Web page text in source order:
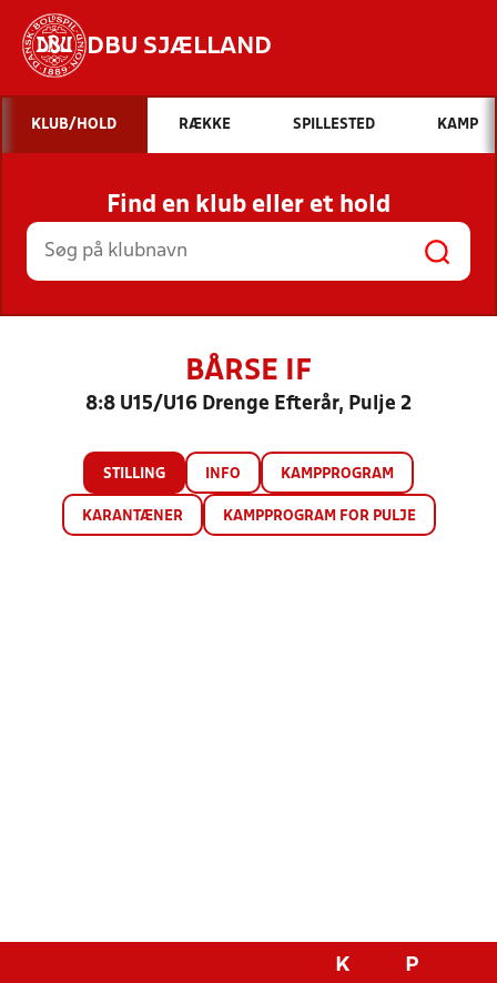
DBU SJÆLLAND
Hvad vil du søge efter?
INDHOLD OG NYHEDER
STILLINGER, RESULTATER, KLUBBER OG
HOLD
KLUB/HOLD RÆKKE SPILLESTED KAMP
Find en klub eller et hold
BÅRSE IF
8:8 U15/U16 Drenge Efterår, Pulje 2
STILLING INFO KAMPPROGRAM
KARANTÆNER KAMPPROGRAM FOR PULJE
K P